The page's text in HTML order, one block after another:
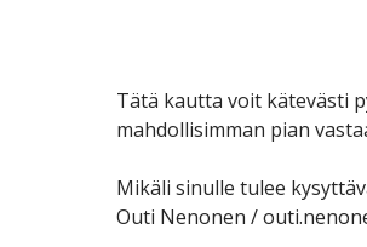
Tätä kautta voit kätevästi
mahdollisimman pian
Mikäli sinulle tulee
Outi Nenonen /